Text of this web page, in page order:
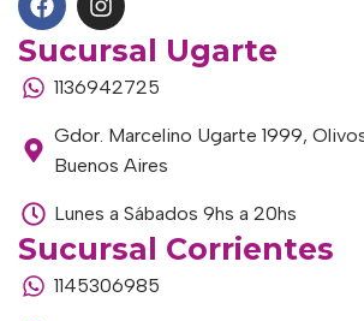
Sucursal Ugarte
1136942725
Gdor. Marcelino Ugarte 1999,
Buenos Aires
Lunes a Sábados 9hs a 20hs
Sucursal Corrientes
1145306985